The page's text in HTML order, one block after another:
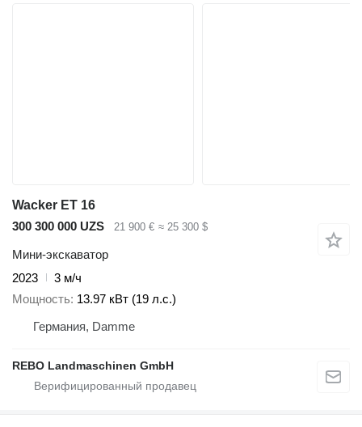
Wacker ET 16
300 300 000 UZS
21 900 € ≈ 25 300 $
Мини-экскаватор
2023
3 м/ч
Мощность 13.97 кВт (19 л.с.)
Германия, Damme
REBO Landmaschinen GmbH